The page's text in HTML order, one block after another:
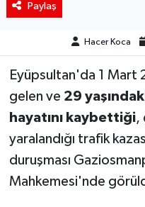
Paylaş
Hacer Koca
Eyüpsultan'da 1 Mart
gelen ve 29
hayatını kaybettiği,
yaralandığı trafik
duruşması
Mahkemesi'nde